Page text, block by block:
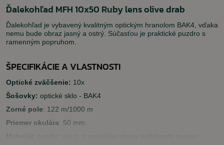
Ďalekohľad MFH 10x50 Ruby lens olive drab
Ďalekohľad je vybavený kvalitným optickým hranolom BAK4, vďaka
nemu bude obraz jasný a ostrý. Súčasťou je praktické puzdro s
ramenným popruhom.
ŠPECIFIKÁCIE A VLASTNOSTI
Optické zväčšenie: 10x
Šošovky: optické sklo - BAK4
Zorné pole: 122 m/1000 m
Priemer okulára: 50 mm